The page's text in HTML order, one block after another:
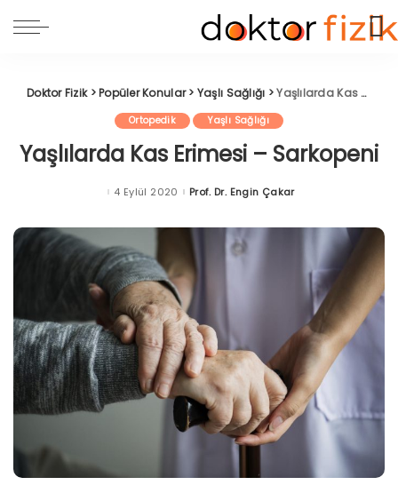
Doktor Fizik>Popüler Konular> Yaşlı Sağlığı >Yaşlılarda Kas Erimesi – Sarkopeni
Ortopedik Yaşlı Sağlığı
Yaşlılarda Kas Erimesi – Sarkopeni
4 Eylül 2020 Posted
Prof. Dr. Engin Çakar